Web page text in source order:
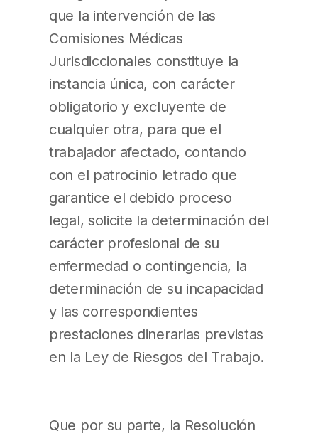
que la intervención de las
Comisiones Médicas
Jurisdiccionales constituye la
instancia única, con carácter
obligatorio y excluyente de
cualquier otra, para que el
trabajador afectado, contando
con el patrocinio letrado que
garantice el debido proceso
legal, solicite la determinación del
carácter profesional de su
enfermedad o contingencia, la
determinación de su incapacidad
y las correspondientes
prestaciones dinerarias previstas
en la Ley de Riesgos del Trabajo.
Que por su parte, la Resolución